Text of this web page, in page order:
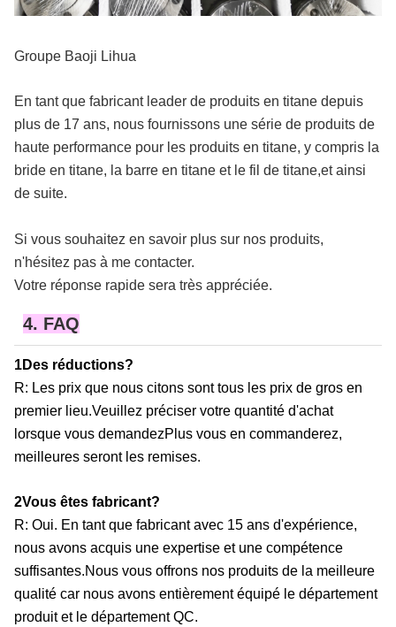
Groupe Baoji Lihua
En tant que fabricant leader de produits en titane depuis
plus de 17 ans, nous fournissons une série de produits de
haute performance pour les produits en titane, y compris la
bride en titane, la barre en titane et le fil de titane,et ainsi
de suite.
Si vous souhaitez en savoir plus sur nos produits,
n'hésitez pas à me contacter.
Votre réponse rapide sera très appréciée.
4. FAQ
1Des réductions?
R: Les prix que nous citons sont tous les prix de gros en
premier lieu.Veuillez préciser votre quantité d'achat
lorsque vous demandezPlus vous en commanderez,
meilleures seront les remises.
2Vous êtes fabricant?
R: Oui. En tant que fabricant avec 15 ans d'expérience,
nous avons acquis une expertise et une compétence
suffisantes.Nous vous offrons nos produits de la meilleure
qualité car nous avons entièrement équipé le département
produit et le département QC.